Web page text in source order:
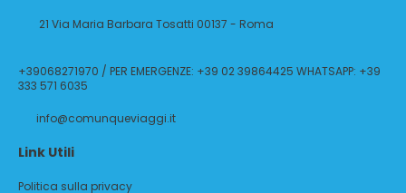
21 Via Maria Barbara Tosatti 00137 - Roma
+39068271970 / PER EMERGENZE: +39 02 39864425 WHATSAPP: +39
333 571 6035
info@comunqueviaggi.it
Link Utili
Politica sulla privacy